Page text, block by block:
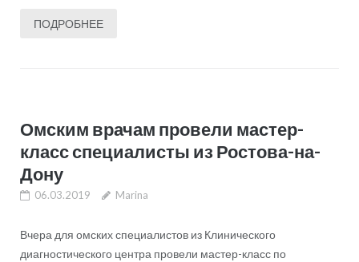
ПОДРОБНЕЕ
Омским врачам провели мастер-
класс специалисты из Ростова-на-
Дону
06.03.2019 Marina
Вчера для омских специалистов из Клинического
диагностического центра провели мастер-класс по